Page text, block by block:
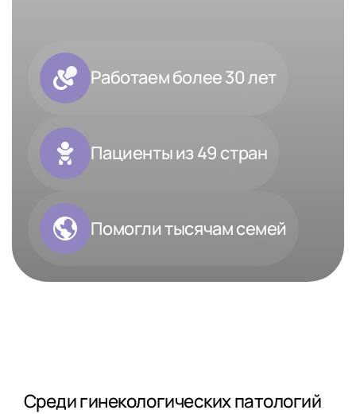
Работаем более 30 лет
Пациенты из 49 стран
Помогли тысячам семей
Среди гинекологических патологий